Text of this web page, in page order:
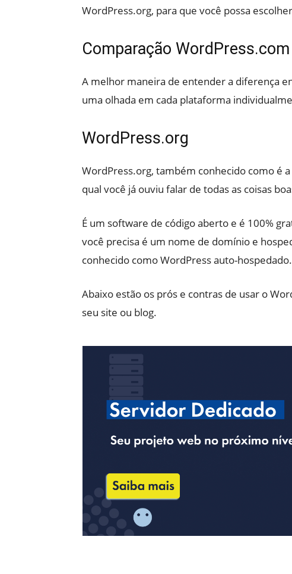
WordPress.org, para que você possa
Comparação
A melhor maneira de entender a diferença
uma olhada em cada plataforma
WordPress.org
WordPress.org, também conhecido como é
qual você já ouviu falar de todas as coisas
É um software de código aberto e é 100%
você precisa é um nome de domínio e
conhecido como WordPress auto-hospedado.
Abaixo estão os prós e contras de usar o
seu site ou blog.